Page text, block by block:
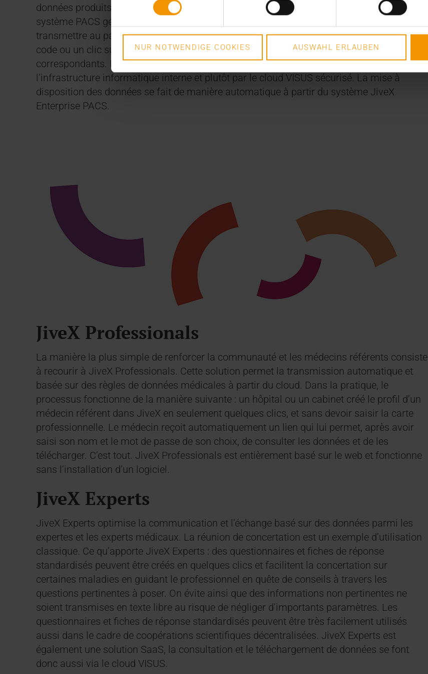
NUR NOTWENDIGE COOKIES AUSWAHL ERLAUBEN
données produits par les examens radiologiques sur un support de données externe, le
système PACS génère tout simplement un lien ou un code QR. Il est alors possible de le
transmettre au patient ou à la patiente par e-mail ou encore de l’imprimer. Un scan du
code ou un clic sur le lien permet d’ouvrir le lecteur JiveX Viewer et d’afficher les clichés
correspondants. Ici aussi, l’accès est amené prochainement à ne plus passer par
l’infrastructure informatique interne et plutôt par le cloud VISUS sécurisé. La mise à
disposition des données se fait de manière automatique à partir du système JiveX
Enterprise PACS.
JiveX Professionals
La manière la plus simple de renforcer la communauté et les médecins référents consiste
à recourir à JiveX Professionals. Cette solution permet la transmission automatique et
basée sur des règles de données médicales à partir du cloud. Dans la pratique, le
processus fonctionne de la manière suivante : un hôpital ou un cabinet créé le profil d’un
médecin référent dans JiveX en seulement quelques clics, et sans devoir saisir la carte
professionnelle. Le médecin reçoit automatiquement un lien qui lui permet, après avoir
saisi son nom et le mot de passe de son choix, de consulter les données et de les
télécharger. C’est tout. JiveX Professionals est entièrement basé sur le web et fonctionne
sans l’installation d’un logiciel.
JiveX Experts
JiveX Experts optimise la communication et l’échange basé sur des données parmi les
expertes et les experts médicaux. La réunion de concertation est un exemple d’utilisation
classique. Ce qu’apporte JiveX Experts : des questionnaires et fiches de réponse
standardisés peuvent être créés en quelques clics et facilitent la concertation sur
certaines maladies en guidant le professionnel en quête de conseils à travers les
questions pertinentes à poser. On évite ainsi que des informations non pertinentes ne
soient transmises en texte libre au risque de négliger d’importants paramètres. Les
questionnaires et fiches de réponse standardisés peuvent être très facilement utilisés
aussi dans le cadre de coopérations scientifiques décentralisées. JiveX Experts est
également une solution SaaS, la consultation et le téléchargement de données se font
donc aussi via le cloud VISUS.